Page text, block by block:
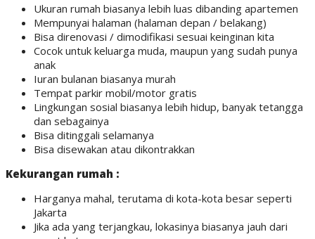
Ukuran rumah biasanya lebih luas dibanding apartemen
Mempunyai halaman (halaman depan / belakang)
Bisa direnovasi / dimodifikasi sesuai keinginan kita
Cocok untuk keluarga muda, maupun yang sudah punya
anak
Iuran bulanan biasanya murah
Tempat parkir mobil/motor gratis
Lingkungan sosial biasanya lebih hidup, banyak tetangga
dan sebagainya
Bisa ditinggali selamanya
Bisa disewakan atau dikontrakkan
Kekurangan rumah :
Harganya mahal, terutama di kota-kota besar seperti
Jakarta
Jika ada yang terjangkau, lokasinya biasanya jauh dari